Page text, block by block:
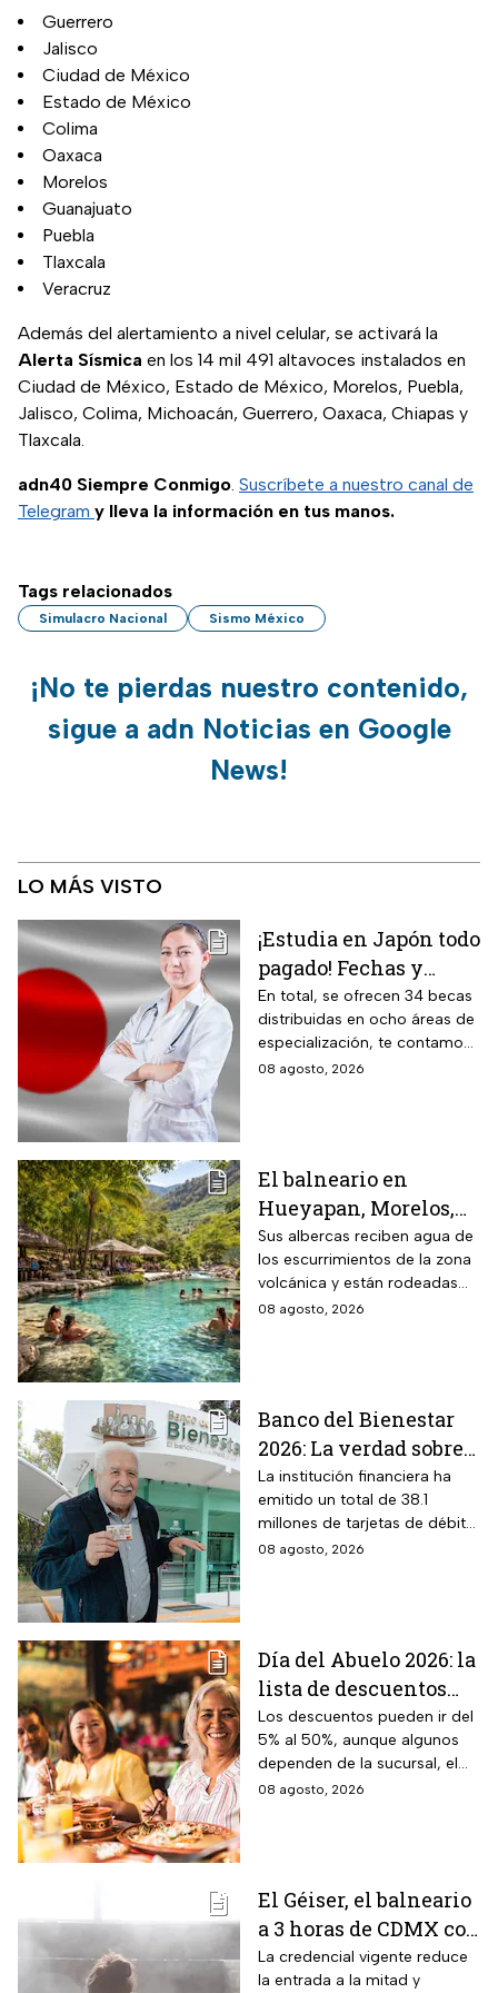
Guerrero
Jalisco
Ciudad de México
Estado de México
Colima
Oaxaca
Morelos
Guanajuato
Puebla
Tlaxcala
Veracruz
Además del alertamiento a nivel celular, se activará la
Alerta Sísmica en los 14 mil 491 altavoces instalados en
Ciudad de México, Estado de México, Morelos, Puebla,
Jalisco, Colima, Michoacán, Guerrero, Oaxaca, Chiapas y
Tlaxcala.
adn40 Siempre Conmigo. Suscríbete a nuestro canal de
Telegram y lleva la información en tus manos.
Tags relacionados
Simulacro Nacional Sismo México
¡No te pierdas nuestro contenido,
sigue a adn Noticias en Google
News!
LO MÁS VISTO
¡Estudia en Japón todo
pagado! Fechas y
requisitos de la
convocatoria para
becas de estancias en
2026
En total, se ofrecen 34 becas
distribuidas en ocho áreas de
especialización, te contamos
todos los detalles.
08 agosto, 2026
El balneario en
Hueyapan, Morelos,
que combina albercas
cristalinas con la
naturaleza del volcán
Popocatépetl y cuesta
Sus albercas reciben agua de
los escurrimientos de la zona
volcánica y están rodeadas
de vegetación, áreas verdes y
08 agosto, 2026
Banco del Bienestar
2026: La verdad sobre
entrar a Buró de
Crédito por tenerla
La institución financiera ha
emitido un total de 38.1
millones de tarjetas de débito
para la dispersión de los
08 agosto, 2026
Día del Abuelo 2026: la
lista de descuentos
con tu credencial
INAPAM en
restaurantes,
transporte y tiendas
Los descuentos pueden ir del
5% al 50%, aunque algunos
dependen de la sucursal, el
servicio y los lugares
08 agosto, 2026
El Géiser, el balneario
a 3 horas de CDMX con
aguas termales de 45°
y descuentos para
La credencial vigente reduce
la entrada a la mitad y